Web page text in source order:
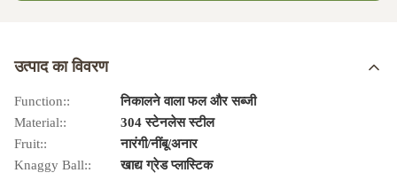
उत्पाद का विवरण
Function::
निकालने वाला फल और सब्जी
Material::
304 स्टेनलेस स्टील
Fruit::
नारंगी/नींबू/अनार
Knaggy Ball::
खाद्य ग्रेड प्लास्टिक